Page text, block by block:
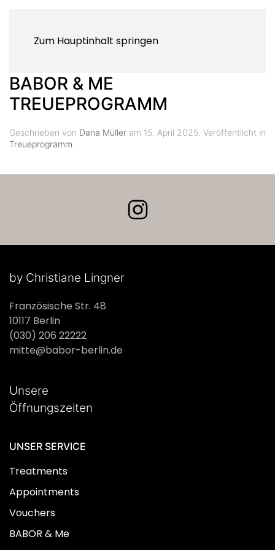
Zum Hauptinhalt springen
BABOR & ME
TREUEPROGRAMM
Geschrieben von Dana Müller am 15. April 2025 . Veröffentlicht in
Treueprogramm
by Christiane Lingner
Französische Str. 48
10117 Berlin
(030) 206 22222
mitte@babor-berlin.de
Unsere
Öffnungszeiten
UNSER SERVICE
Treatments
Appointments
Vouchers
BABOR & Me